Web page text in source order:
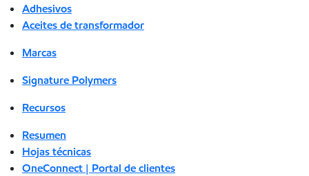
Adhesivos
Aceites de transformador
Marcas
Signature Polymers
Recursos
Resumen
Hojas técnicas
OneConnect | Portal de clientes